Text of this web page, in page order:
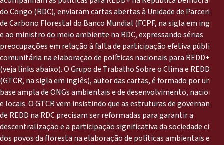
Who we are
Press Room
Support Us
Publications & Resources
News
Reports
Press Releases
Training Materials
do Congo (RDC), enviaram cartas abertas à Unidade de Parcerias
de Carbono Florestal do Banco Mundial (FCPF, na sigla em inglês)
e ao ministro do meio ambiente na RDC, expressando sérias
preocupações em relação à falta de participação efetiva pública e
comunitária na elaboração de políticas nacionais para REDD+
(veja links abaixo). O Grupo de Trabalho Sobre o Clima e REDD,
(GTCR, na sigla em inglês), autor das cartas, é formado por uma
base ampla de ONGs ambientais e de desenvolvimento, nacionais
e locais. O GTCR vem insistindo que as estruturas de governança
de REDD na RDC precisam ser reformadas para garantir a
descentralização e a participação significativa da sociedade civil e
dos povos da floresta na elaboração de políticas ambientais e